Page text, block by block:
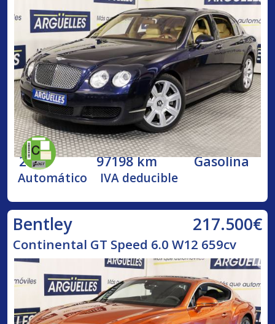
2005 97198 km Gasolina
Automático IVA deducible
Bentley 217.500€
Continental GT Speed 6.0 W12 659cv